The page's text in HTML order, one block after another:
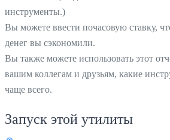
инструменты.)
Вы можете ввести почасовую ставку,
денег вы сэкономили.
Вы также можете использовать этот
вашим коллегам и друзьям, какие
чаще всего.
Запуск этой утилиты